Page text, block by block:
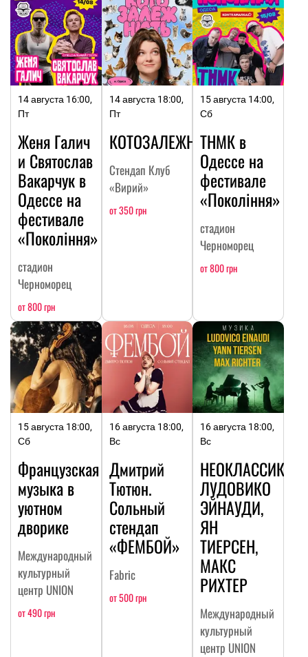
14 августа 16:00,
Пт
Женя Галич
и Святослав
Вакарчук в
Одессе на
фестивале
«Покоління»
стадион
Черноморец
от 800 грн
14 августа 18:00,
Пт
КОТОЗАЛЕЖНОСТЬ
Стендап Клуб
«Вирий»
от 350 грн
15 августа 14:00,
Сб
ТНМК в
Одессе на
фестивале
«Покоління»
стадион
Черноморец
от 800 грн
15 августа 18:00,
Сб
Французская
музыка в
уютном
дворике
Международный
культурный
центр UNION
от 490 грн
16 августа 18:00,
Вс
Дмитрий
Тютюн.
Сольный
стендап
«ФЕМБОЙ»
Fabric
от 500 грн
16 августа 18:00,
Вс
НЕОКЛАССИКА:
ЛУДОВИКО
ЭЙНАУДИ,
ЯН
ТИЕРСЕН,
МАКС
РИХТЕР
Международный
культурный
центр UNION